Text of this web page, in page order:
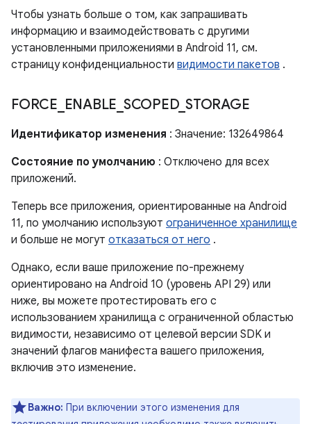
Чтобы узнать больше о том, как запрашивать
информацию и взаимодействовать с другими
установленными приложениями в Android 11, см.
страницу конфиденциальности видимости пакетов .
FORCE ENABLE SCOPED_ STORAGE
Идентификатор изменения : Значение: 132649864
Состояние по умолчанию : Отключено для всех
приложений.
Теперь все приложения, ориентированные на Android
11, по умолчанию используют ограниченное хранилище
и больше не могут отказаться от него .
Однако, если ваше приложение по-прежнему
ориентировано на Android 10 (уровень API 29) или
ниже, вы можете протестировать его с
использованием хранилища с ограниченной областью
видимости, независимо от целевой версии SDK и
значений флагов манифеста вашего приложения,
включив это изменение.
Важно: При включении этого изменения для